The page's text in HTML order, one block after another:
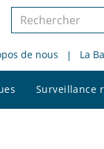
Rechercher
le
site
de nous La
Surveillance